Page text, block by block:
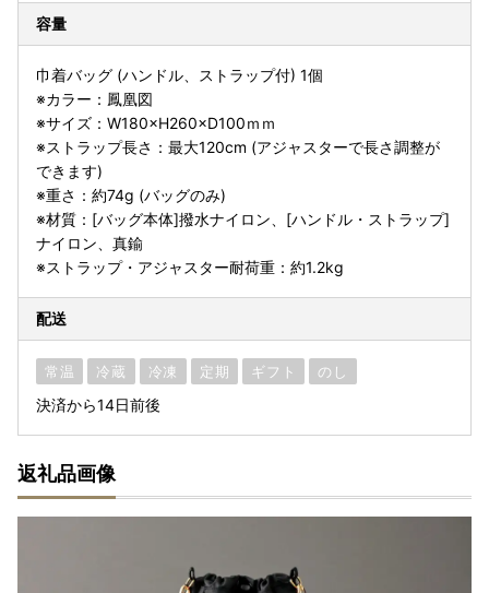
容量
巾着バッグ (ハンドル、ストラップ付) 1個
※カラー：鳳凰図
※サイズ：W180×H260×D100ｍｍ
※ストラップ長さ：最大120cm (アジャスターで長さ調整が
できます)
※重さ：約74g (バッグのみ)
※材質：[バッグ本体]撥水ナイロン、[ハンドル・ストラップ]
ナイロン、真鍮
※ストラップ・アジャスター耐荷重：約1.2kg
配送
常温 冷蔵 冷凍 定期 ギフト のし
決済から14日前後
返礼品画像